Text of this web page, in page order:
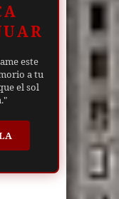
este
a tu
el sol